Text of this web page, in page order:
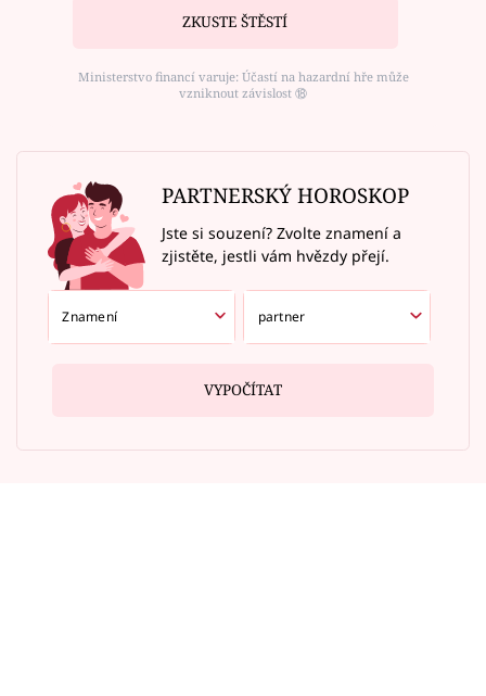
ZKUSTE ŠTĚSTÍ
Ministerstvo financí varuje: Účastí na hazardní hře může
vzniknout závislost ⑱
PARTNERSKÝ HOROSKOP
Jste si souzení? Zvolte znamení a
zjistěte, jestli vám hvězdy přejí.
VYPOČÍTAT